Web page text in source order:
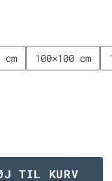
cm 100×100 cm
TIL KURV